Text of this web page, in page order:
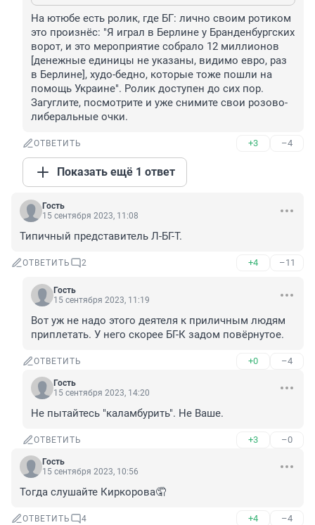
На ютюбе есть ролик, где БГ: лично своим ротиком
это произнёс: "Я играл в Берлине у Бранденбургских
ворот, и это мероприятие собрало 12 миллионов
[денежные единицы не указаны, видимо евро, раз
в Берлине], худо-бедно, которые тоже пошли на
помощь Украине". Ролик доступен до сих пор.
Загуглите, посмотрите и уже снимите свои розово-
либеральные очки.
ОТВЕТИТЬ +3 –4
Показать ещё 1 ответ
Гость
15 сентября 2023, 11:08
Типичный представитель Л-БГ-Т.
ОТВЕТИТЬ 2 +4 –11
Гость
15 сентября 2023, 11:19
Вот уж не надо этого деятеля к приличным людям
приплетать. У него скорее БГ-К задом повёрнутое.
ОТВЕТИТЬ +0 –4
Гость
15 сентября 2023, 14:20
Не пытайтесь "каламбурить". Не Ваше.
ОТВЕТИТЬ +3 –0
Гость
15 сентября 2023, 10:56
Тогда слушайте Киркорова🤦
ОТВЕТИТЬ 4 +4 –4